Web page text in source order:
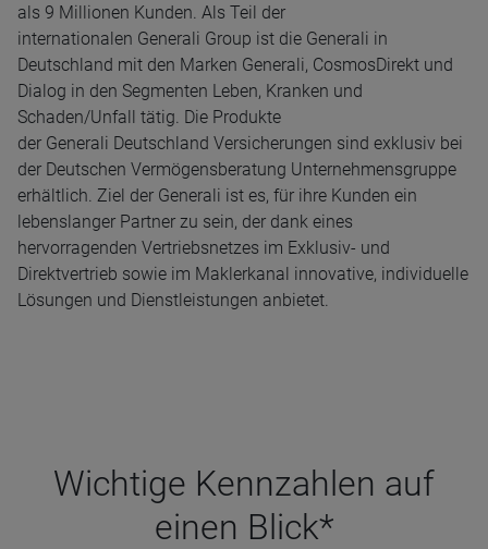
als 9 Millionen Kunden. Als Teil der
internationalen Generali Group ist die Generali in
Deutschland mit den Marken Generali, CosmosDirekt und
Dialog in den Segmenten Leben, Kranken und
Schaden/Unfall tätig. Die Produkte
der Generali Deutschland Versicherungen sind exklusiv bei
der Deutschen Vermögensberatung Unternehmensgruppe
erhältlich. Ziel der Generali ist es, für ihre Kunden ein
lebenslanger Partner zu sein, der dank eines
hervorragenden Vertriebsnetzes im Exklusiv- und
Direktvertrieb sowie im Maklerkanal innovative, individuelle
Lösungen und Dienstleistungen anbietet.
Wich­tige Kenn­zah­len auf
einen Blick*